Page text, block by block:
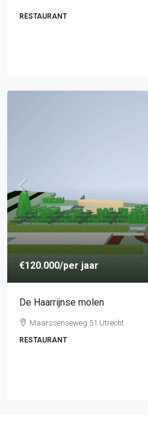
RESTAURANT
€120.000/per jaar
De Haarrijnse molen
Maarssenseweg 51 Utrecht
RESTAURANT